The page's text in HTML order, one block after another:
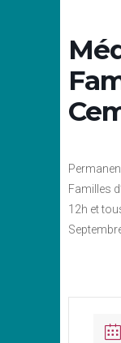
Familles
12h et